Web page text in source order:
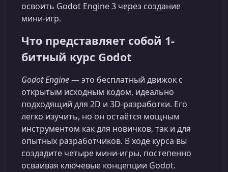
освоить Godot Engine 3 через создание
мини‑игр.
Что представляет собой 1-
битный курс Godot
Godot Engine— это бесплатный движок с
открытым исходным кодом, идеально
подходящий для 2D и 3D‑разработки. Его
легко изучить, но он остаётся мощным
инструментом как для новичков, так и для
опытных разработчиков. В ходе курса вы
создадите четыре мини‑игры, постепенно
осваивая ключевые концепции Godot.